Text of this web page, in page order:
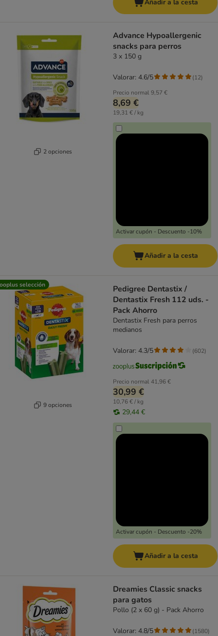
Añadir a la cesta
2 opciones
Advance Hypoallergenic
snacks para perros
3 x 150 g
Precio normal9,57 €
8,69 €
19,31 € / kg
Activar cupón - Descuento -10%
Valorar: 4.6/5 (12)
Añadir a la cesta
selección
9 opciones
Pedigree Dentastix /
Dentastix Fresh 112 uds. -
Pack Ahorro
Dentastix Fresh para perros
medianos
Precio normal41,96 €
30,99 €
10,76 € / kg
29,44 €
Activar cupón - Descuento -20%
Valorar: 4.3/5 (602)
Añadir a la cesta
Dreamies Classic snacks
para gatos
Pollo (2 x 60 g) - Pack Ahorro
Valorar: 4.8/5 (1580)